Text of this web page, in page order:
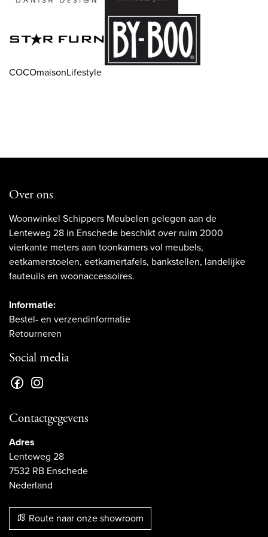
COCOmaisonLifestyle
Over ons
Woonwinkel Schippers Meubelen gelegen aan de
Lenteweg 28 in Enschede beschikt over ruim 2000
vierkante meters aan toonkamers vol meubels,
eetkamerstoelen, eetkamertafels, bankstellen, landelijke
fauteuils en woonaccessoires.
Informatie:
Bestel- en verzendinformatie
Retourneren
Social media
Contactgegevens
Adres
Lenteweg 28
7532 RB Enschede
Nederland
Route naar onze showroom